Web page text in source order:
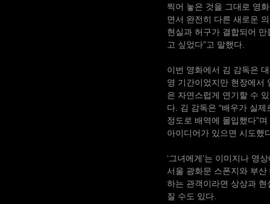
찍어 놓은 것을 그대로 영
면서 완전히 다른 새로운
현실과 허구가 결합되어
고 싶었다”고 말했다.
이번 영화에서 김 감독은
영 기간이었지만 현장에서
은 자연스럽게 연기할 수
다. 김 감독은 “배우가 실
정도로 배역에 몰입했다”
아이디어가 있으면 시도했
‘그녀에게’는 이미지나 영
서울 광화문 스폰지와 부
하는 관객이라면 상상과
질 수도 있다.